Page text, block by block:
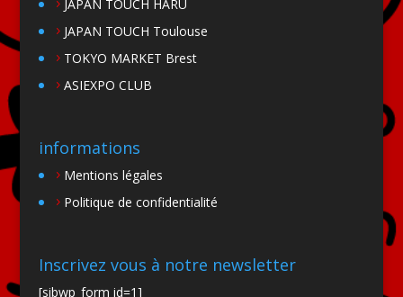
JAPAN TOUCH HARU
JAPAN TOUCH Toulouse
TOKYO MARKET Brest
ASIEXPO CLUB
informations
Mentions légales
Politique de confidentialité
Inscrivez vous à notre newsletter
[sibwp_form id=1]